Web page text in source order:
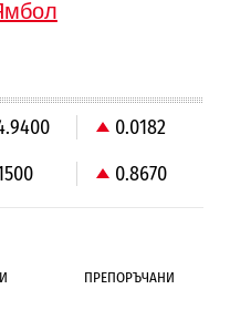
0.0182
0.8670
ПРЕПОРЪЧАНИ